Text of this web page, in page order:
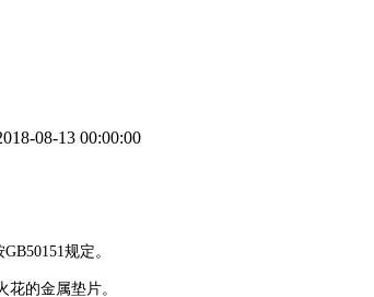
08-13 00:00:00
规定。
的金属垫片。